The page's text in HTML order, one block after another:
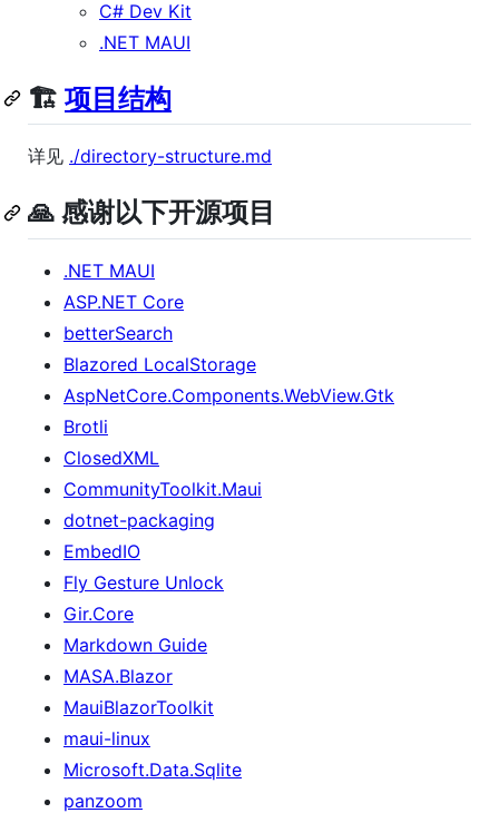
C# Dev Kit
.NET MAUI
🏗️ 项目结构
详见 ./directory-structure.md
🙏 感谢以下开源项目
.NET MAUI
ASP.NET Core
betterSearch
Blazored LocalStorage
AspNetCore.Components.WebView.Gtk
Brotli
ClosedXML
CommunityToolkit.Maui
dotnet-packaging
EmbedIO
Fly Gesture Unlock
Gir.Core
Markdown Guide
MASA.Blazor
MauiBlazorToolkit
maui-linux
Microsoft.Data.Sqlite
panzoom